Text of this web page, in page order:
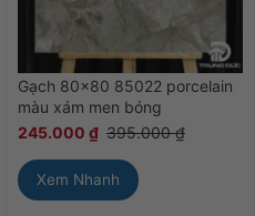
Gạch 80×80 85022 porcelain
màu xám men bóng
245.000 ₫ 395.000₫
Xem Nhanh